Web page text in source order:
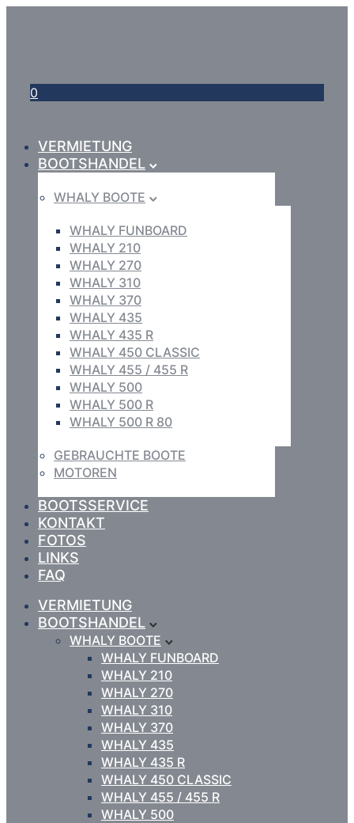
0
VERMIETUNG
BOOTSHANDEL
WHALY BOOTE
WHALY FUNBOARD
WHALY 210
WHALY 270
WHALY 310
WHALY 370
WHALY 435
WHALY 435 R
WHALY 450 CLASSIC
WHALY 455 / 455 R
WHALY 500
WHALY 500 R
WHALY 500 R 80
GEBRAUCHTE BOOTE
MOTOREN
BOOTSSERVICE
KONTAKT
FOTOS
LINKS
FAQ
VERMIETUNG
BOOTSHANDEL
WHALY BOOTE
WHALY FUNBOARD
WHALY 210
WHALY 270
WHALY 310
WHALY 370
WHALY 435
WHALY 435 R
WHALY 450 CLASSIC
WHALY 455 / 455 R
WHALY 500